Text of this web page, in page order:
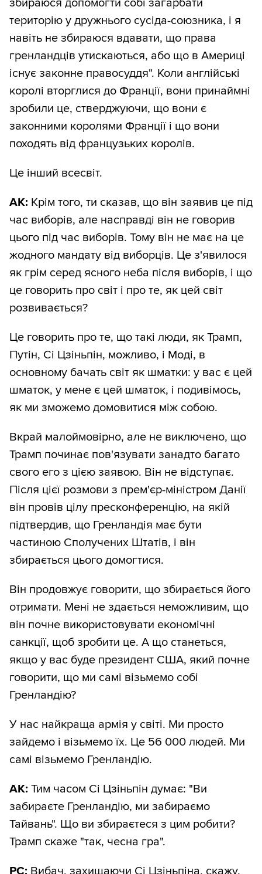
збираюся допомогти собі загарбати
територію у дружнього сусіда-союзника, і я
навіть не збираюся вдавати, що права
гренландців утискаються, або що в Америці
існує законне правосуддя". Коли англійські
королі вторглися до Франції, вони принаймні
зробили це, стверджуючи, що вони є
законними королями Франції і що вони
походять від французьких королів.
Це інший всесвіт.
АК: Крім того, ти сказав, що він заявив це під
час виборів, але насправді він не говорив
цього під час виборів. Тому він не має на це
жодного мандату від виборців. Це з'явилося
як грім серед ясного неба після виборів, і що
це говорить про світ і про те, як цей світ
розвивається?
Це говорить про те, що такі люди, як Трамп,
Путін, Сі Цзіньпін, можливо, і Моді, в
основному бачать світ як шматки: у вас є цей
шматок, у мене є цей шматок, і подивімось,
як ми зможемо домовитися між собою.
Вкрай малоймовірно, але не виключено, що
Трамп починає пов'язувати занадто багато
свого его з цією заявою. Він не відступає.
Після цієї розмови з прем'єр-міністром Данії
він провів цілу пресконференцію, на якій
підтвердив, що Гренландія має бути
частиною Сполучених Штатів, і він
збирається цього домогтися.
Він продовжує говорити, що збирається його
отримати. Мені не здається неможливим, що
він почне використовувати економічні
санкції, щоб зробити це. А що станеться,
якщо у вас буде президент США, який почне
говорити, що ми самі візьмемо собі
Гренландію?
У нас найкраща армія у світі. Ми просто
зайдемо і візьмемо їх. Це 56 000 людей. Ми
самі візьмемо Гренландію.
АК: Тим часом Сі Цзіньпін думає: "Ви
забираєте Гренландію, ми забираємо
Тайвань". Що ви збираєтеся з цим робити?
Трамп скаже "так, чесна гра".
РС: Вибач, захищаючи Сі Цзіньпіна, скажу,